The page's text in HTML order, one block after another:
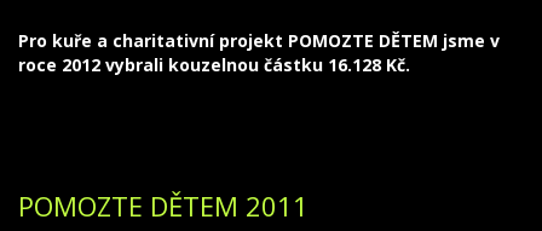
Pro kuře a charitativní projekt POMOZTE DĚTEM jsme v
roce 2012 vybrali kouzelnou částku 16.128 Kč.
POMOZTE DĚTEM 2011